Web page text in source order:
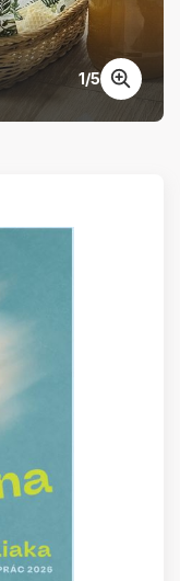
1/5